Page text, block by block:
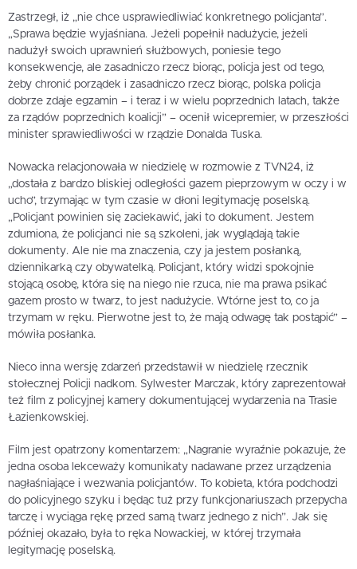
Zastrzegł, iż „nie chce usprawiedliwiać konkretnego policjanta”.
„Sprawa będzie wyjaśniana. Jeżeli popełnił nadużycie, jeżeli
nadużył swoich uprawnień służbowych, poniesie tego
konsekwencje, ale zasadniczo rzecz biorąc, policja jest od tego,
żeby chronić porządek i zasadniczo rzecz biorąc, polska policja
dobrze zdaje egzamin – i teraz i w wielu poprzednich latach, także
za rządów poprzednich koalicji” – ocenił wicepremier, w przeszłości
minister sprawiedliwości w rządzie Donalda Tuska.
Nowacka relacjonowała w niedzielę w rozmowie z TVN24, iż
„dostała z bardzo bliskiej odległości gazem pieprzowym w oczy i w
ucho”, trzymając w tym czasie w dłoni legitymację poselską.
„Policjant powinien się zaciekawić, jaki to dokument. Jestem
zdumiona, że policjanci nie są szkoleni, jak wyglądają takie
dokumenty. Ale nie ma znaczenia, czy ja jestem posłanką,
dziennikarką czy obywatelką. Policjant, który widzi spokojnie
stojącą osobę, która się na niego nie rzuca, nie ma prawa psikać
gazem prosto w twarz, to jest nadużycie. Wtórne jest to, co ja
trzymam w ręku. Pierwotne jest to, że mają odwagę tak postąpić” –
mówiła posłanka.
Nieco inna wersję zdarzeń przedstawił w niedzielę rzecznik
stołecznej Policji nadkom. Sylwester Marczak, który zaprezentował
też film z policyjnej kamery dokumentującej wydarzenia na Trasie
Łazienkowskiej.
Film jest opatrzony komentarzem: „Nagranie wyraźnie pokazuje, że
jedna osoba lekceważy komunikaty nadawane przez urządzenia
nagłaśniające i wezwania policjantów. To kobieta, która podchodzi
do policyjnego szyku i będąc tuż przy funkcjonariuszach przepycha
tarczę i wyciąga rękę przed samą twarz jednego z nich”. Jak się
później okazało, była to ręka Nowackiej, w której trzymała
legitymację poselską.